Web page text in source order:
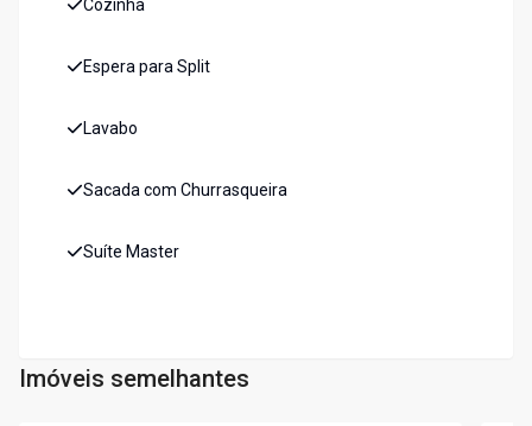
Cozinha
Espera para Split
Lavabo
Sacada com Churrasqueira
Suíte Master
Imóveis semelhantes